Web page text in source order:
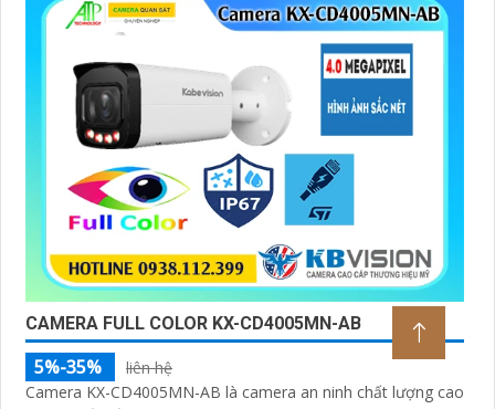
CAMERA FULL COLOR KX-CD4005MN-AB
5%-35%
liên hệ
Camera KX-CD4005MN-AB là camera an ninh chất lượng cao